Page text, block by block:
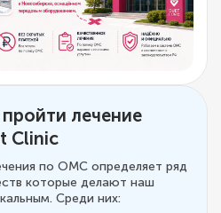
лечение
Clinic
по ОМС определяет ряд
которые делают наш
Среди них: